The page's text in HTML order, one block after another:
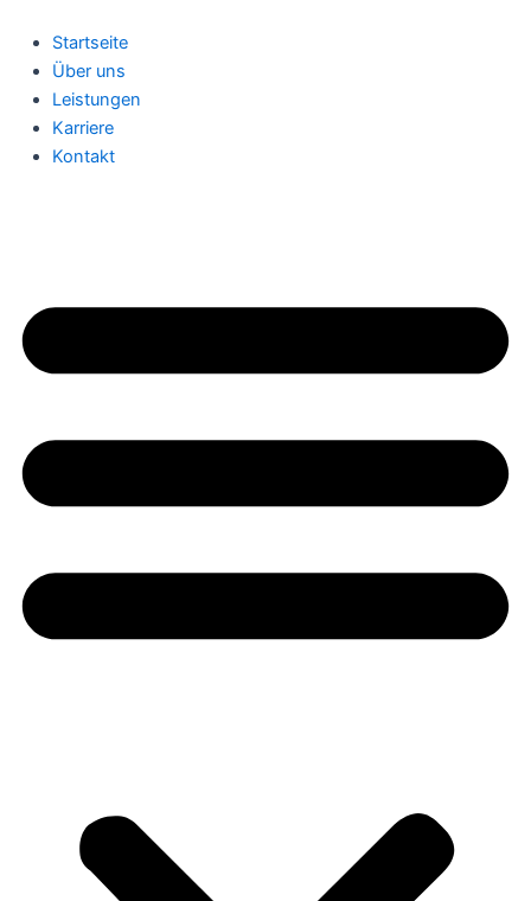
Inhalt
springen
Startseite
Über uns
Leistungen
Karriere
Kontakt